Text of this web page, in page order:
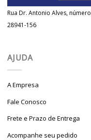
Rua Dr. Antonio Alves,
28941-156
AJUDA
A Empresa
Fale Conosco
Frete e Prazo de Entrega
Acompanhe seu pedido